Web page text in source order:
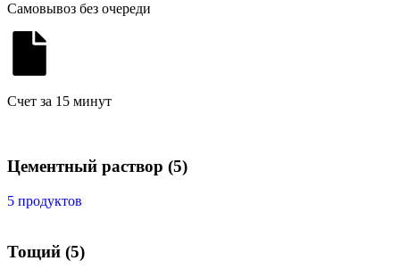
Самовывоз без очереди
Счет за 15 минут
Цементный раствор (5)
5 продуктов
Тощий (5)